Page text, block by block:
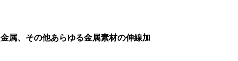
属、その他あらゆる金属素材の伸線加